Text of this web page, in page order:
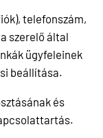
telefonszám,
szerelő által
ügyfeleinek
beállítása.
és